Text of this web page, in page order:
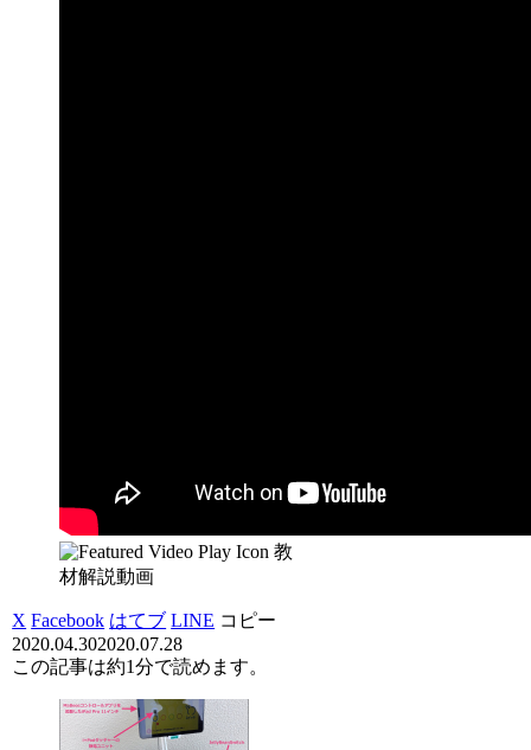
教
材解説動画
X Facebook はてブ LINE コピー
2020.04.302020.07.28
この記事は約1分で読めます。